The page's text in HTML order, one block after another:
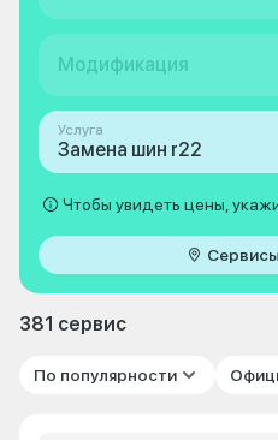
Модификация
Услуга
Замена шин r22
Чтобы увидеть цены,
381 сервис
По популярности